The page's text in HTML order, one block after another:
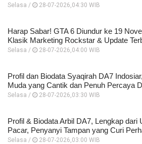
Selasa / 28-07-2026,04:30 WIB
Harap Sabar! GTA 6 Diundur ke 19
Klasik Marketing Rockstar & Update
Selasa / 28-07-2026,04:00 WIB
Profil dan Biodata Syaqirah DA7
Muda yang Cantik dan Penuh Percaya
Selasa / 28-07-2026,03:30 WIB
Profil & Biodata Arbil DA7, Lengkap dari
Pacar, Penyanyi Tampan yang Curi
Selasa / 28-07-2026,03:00 WIB